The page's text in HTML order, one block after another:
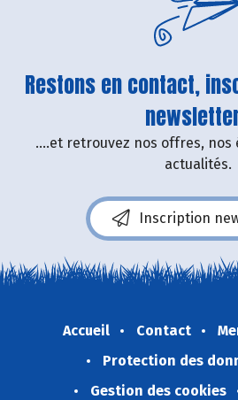
Restons en contact,
....et retrouvez nos offres, nos
actualités.
Inscription
Accueil Contact
Protection des
Gestion des cookies